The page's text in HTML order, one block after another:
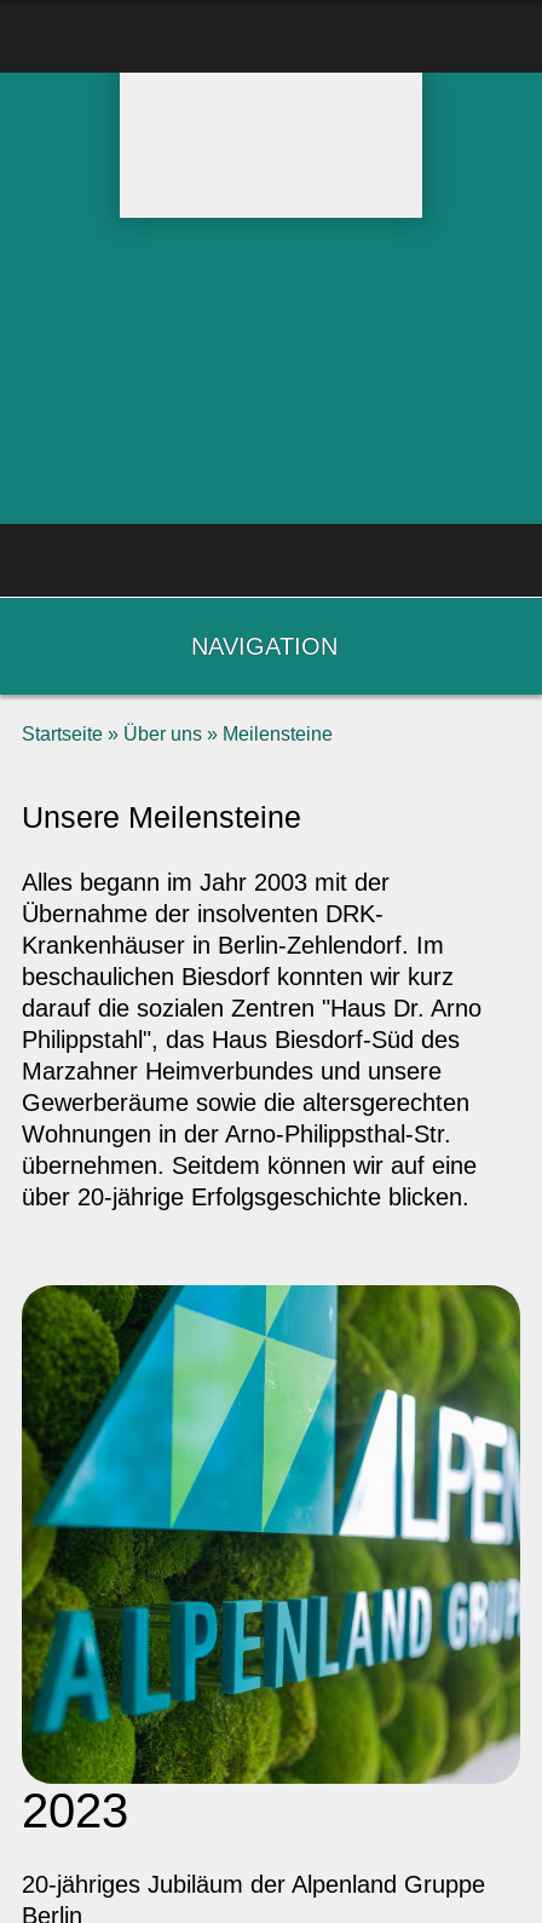
NAVIGATION
Startseite» Über uns» Meilensteine
Unsere Meilensteine
Alles begann im Jahr 2003 mit der
Übernahme der insolventen DRK-
Krankenhäuser in Berlin-Zehlendorf. Im
beschaulichen Biesdorf konnten wir kurz
darauf die sozialen Zentren "Haus Dr. Arno
Philippstahl", das Haus Biesdorf-Süd des
Marzahner Heimverbundes und unsere
Gewerberäume sowie die altersgerechten
Wohnungen in der Arno-Philippsthal-Str.
übernehmen. Seitdem können wir auf eine
über 20-jährige Erfolgsgeschichte blicken.
2023
20-jähriges Jubiläum der Alpenland Gruppe
Berlin